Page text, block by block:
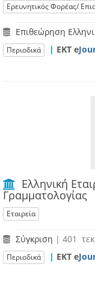
Ερευνητικός Φορέας/
Επιθεώρηση
Περιοδικά | ΕΚΤ e
Ελληνική
Γραμματολογίας
Εταιρεία
Σύγκριση | 401
Περιοδικά | ΕΚΤ e